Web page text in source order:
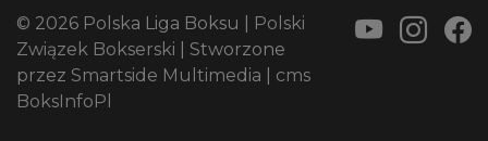
© 2026 Polska Liga Boksu |
Polski
Związek Bokserski | Stworzone
przez Smartside Multimedia
cms
BoksInfoPl